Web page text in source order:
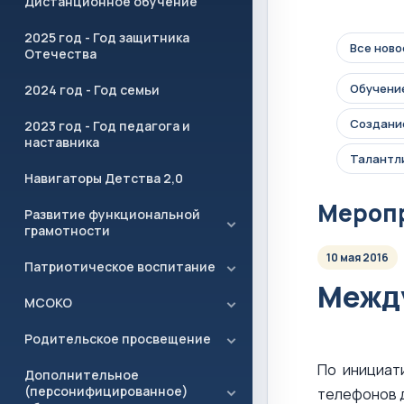
2025 год - Год защитника
Отечества
2024 год - Год семьи
2023 год - Год педагога и
наставника
Навигаторы Детства 2,0
Развитие функциональной
грамотности
Патриотическое воспитание
МСОКО
Родительское просвещение
Дополнительное
(персонифицированное)
Все
10 мая 2016
По
телефонов